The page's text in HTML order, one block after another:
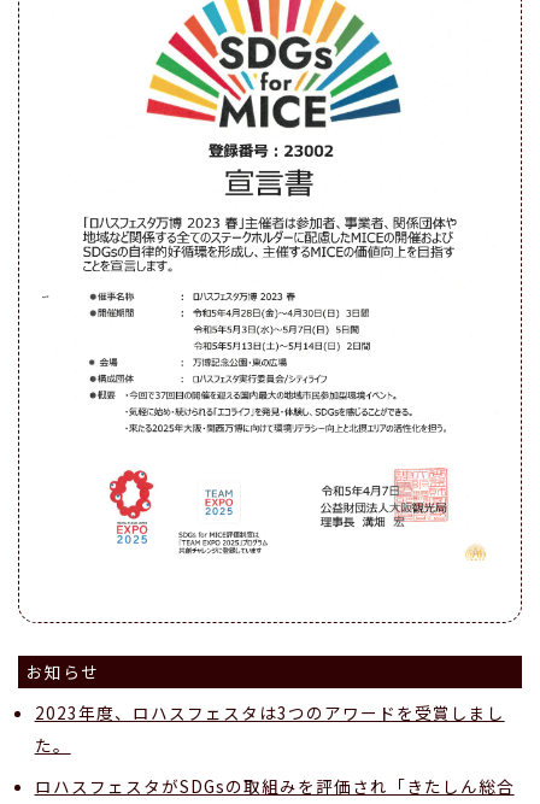
お知らせ
2023年度、ロハスフェスタは3つのアワードを受賞しまし
た。
ロハスフェスタがSDGsの取組みを評価され「きたしん総合